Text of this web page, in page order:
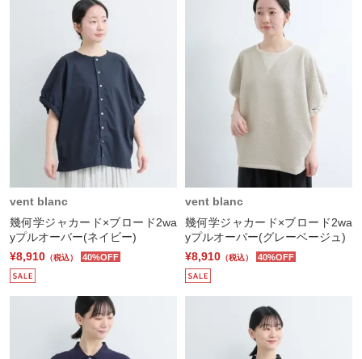
vent blanc
幾何学ジャカード×ブロード2wa
yプルオーバー(ネイビー)
¥8,910 （税込） 40%OFF
vent blanc
幾何学ジャカード×ブロード2wa
yプルオーバー(グレーベージュ)
¥8,910 （税込） 40%OFF